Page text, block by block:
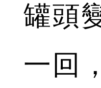
罐頭
一回